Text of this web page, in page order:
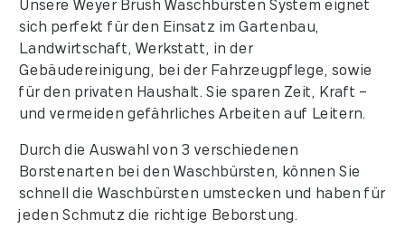
Unsere Weyer Brush Waschbürsten System eignet
sich perfekt für den Einsatz im Gartenbau,
Landwirtschaft, Werkstatt, in der
Gebäudereinigung, bei der Fahrzeugpflege, sowie
für den privaten Haushalt. Sie sparen Zeit, Kraft –
und vermeiden gefährliches Arbeiten auf Leitern.
Durch die Auswahl von 3 verschiedenen
Borstenarten bei den Waschbürsten, können Sie
schnell die Waschbürsten umstecken und haben für
jeden Schmutz die richtige Beborstung.